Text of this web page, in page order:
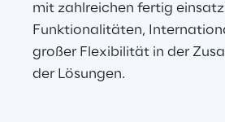
mit zahlreichen fertig
Funktionalitäten,
großer Flexibilität in der
der Lösungen.